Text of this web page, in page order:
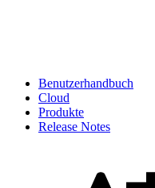
Benutzerhandbuch
Cloud
Produkte
Release Notes